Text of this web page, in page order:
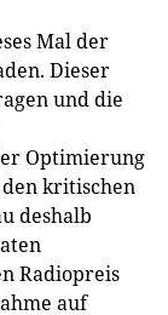
Mal der
Dieser
und die
Optimierung
den kritischen
deshalb
Radiopreis
auf